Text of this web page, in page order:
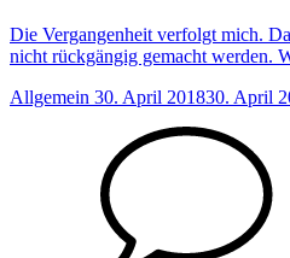
Die Vergangenheit verfolgt mich.
nicht rückgängig gemacht werden.
Allgemein 30. April 201830. April